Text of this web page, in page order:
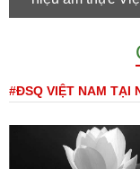
#ĐSQ VIỆT NAM TẠI